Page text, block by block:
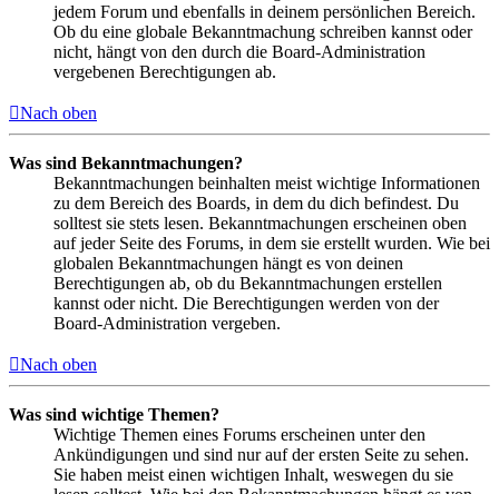
jedem Forum und ebenfalls in deinem persönlichen Bereich.
Ob du eine globale Bekanntmachung schreiben kannst oder
nicht, hängt von den durch die Board-Administration
vergebenen Berechtigungen ab.
Nach oben
Was sind Bekanntmachungen?
Bekanntmachungen beinhalten meist wichtige Informationen
zu dem Bereich des Boards, in dem du dich befindest. Du
solltest sie stets lesen. Bekanntmachungen erscheinen oben
auf jeder Seite des Forums, in dem sie erstellt wurden. Wie bei
globalen Bekanntmachungen hängt es von deinen
Berechtigungen ab, ob du Bekanntmachungen erstellen
kannst oder nicht. Die Berechtigungen werden von der
Board-Administration vergeben.
Nach oben
Was sind wichtige Themen?
Wichtige Themen eines Forums erscheinen unter den
Ankündigungen und sind nur auf der ersten Seite zu sehen.
Sie haben meist einen wichtigen Inhalt, weswegen du sie